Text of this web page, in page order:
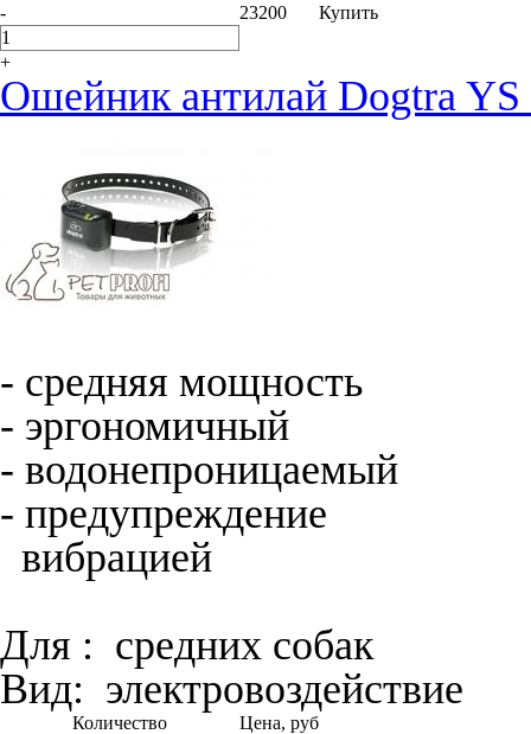
-
+
23200 Купить
Ошейник антилай Dogtra YS
- средняя мощность
- эргономичный
- водонепроницаемый
- предупреждение
вибрацией
Для : средних собак
Вид: электро­воздействие
Количество
Цена, руб